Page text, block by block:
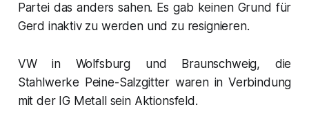
Partei das anders sahen. Es gab keinen Grund für
Gerd inaktiv zu werden und zu resignieren.
VW in Wolfsburg und Braunschweig, die
Stahlwerke Peine-Salzgitter waren in Verbindung
mit der IG Metall sein Aktionsfeld.